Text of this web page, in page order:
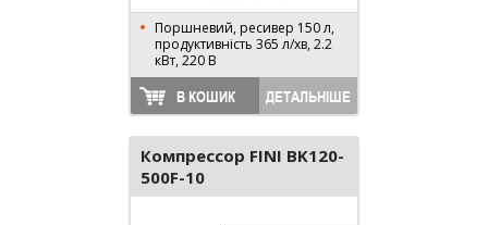
Поршневий, ресивер 150 л,
продуктивність 365 л/хв, 2.2
кВт, 220 В
В КОШИК ДЕТАЛЬНІШЕ
Компрессор FINI BK120-
500F-10
BTTN901FNM871